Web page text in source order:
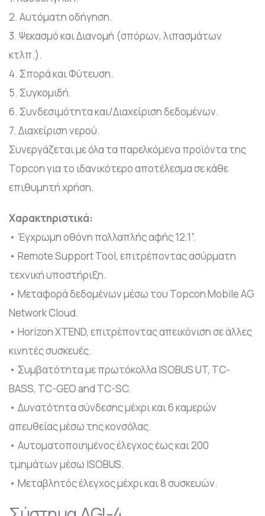
2. Αυτόματη οδήγηση.
3. Ψεκασμό και Διανομή (σπόρων, λιπασμάτων
κτλπ.).
4. Σπορά και Φύτευση.
5. Συγκομιδή.
6. Συνδεσιμότητα και/Διαχείριση δεδομένων.
7. Διαχείριση νερού.
Συνεργάζεται με όλα τα παρελκόμενα προϊόντα της
Topcon για το ιδανικότερο αποτέλεσμα σε κάθε
επιθυμητή χρήση.
Χαρακτηριστικά:
• Έγχρωμη οθόνη πολλαπλής αφής 12.1”.
• Remote Support Tool, επιτρέποντας ασύρματη
τεχνική υποστήριξη.
• Μεταφορά δεδομένων μέσω του Topcon Mobile AG
Network Cloud.
• Horizon XTEND, επιτρέποντας απεικόνιση σε άλλες
κινητές συσκευές.
• Συμβατότητα με πρωτόκολλα ISOBUS UT, TC-
BASS, TC-GEO and TC-SC.
• Δυνατότητα σύνδεσης μέχρι και 6 καμερών
απευθείας μέσω της κονσόλας.
• Αυτοματοποιημένος έλεγχος έως και 200
τμημάτων μέσω ISOBUS.
• Μεταβλητός έλεγχος μέχρι και 8 συσκευών.